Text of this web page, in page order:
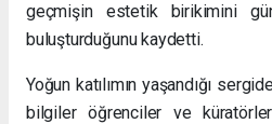
geçmişin estetik birikimini
buluşturduğunu kaydetti.
Yoğun katılımın yaşandığı
bilgiler öğrenciler ve